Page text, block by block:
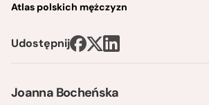
Joanna Bocheńska
Atlas polskich mężczyzn
Udostępnij